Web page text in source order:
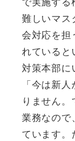
難しいマス
会対応を担
れていると
対策本部に
「今は新
りません
業務なので
ています。